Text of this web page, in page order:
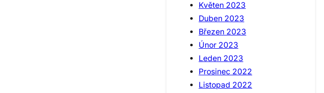
Květen 2023
Duben 2023
Březen 2023
Únor 2023
Leden 2023
Prosinec 2022
Listopad 2022